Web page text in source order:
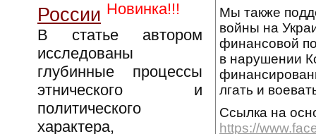
России Новинка!!!
В статье автором
исследованы
глубинные процессы
этнического и
политического
характера,
Мы также
войны на
финансовой
в нарушении
лгать и
Ссылка на
https://